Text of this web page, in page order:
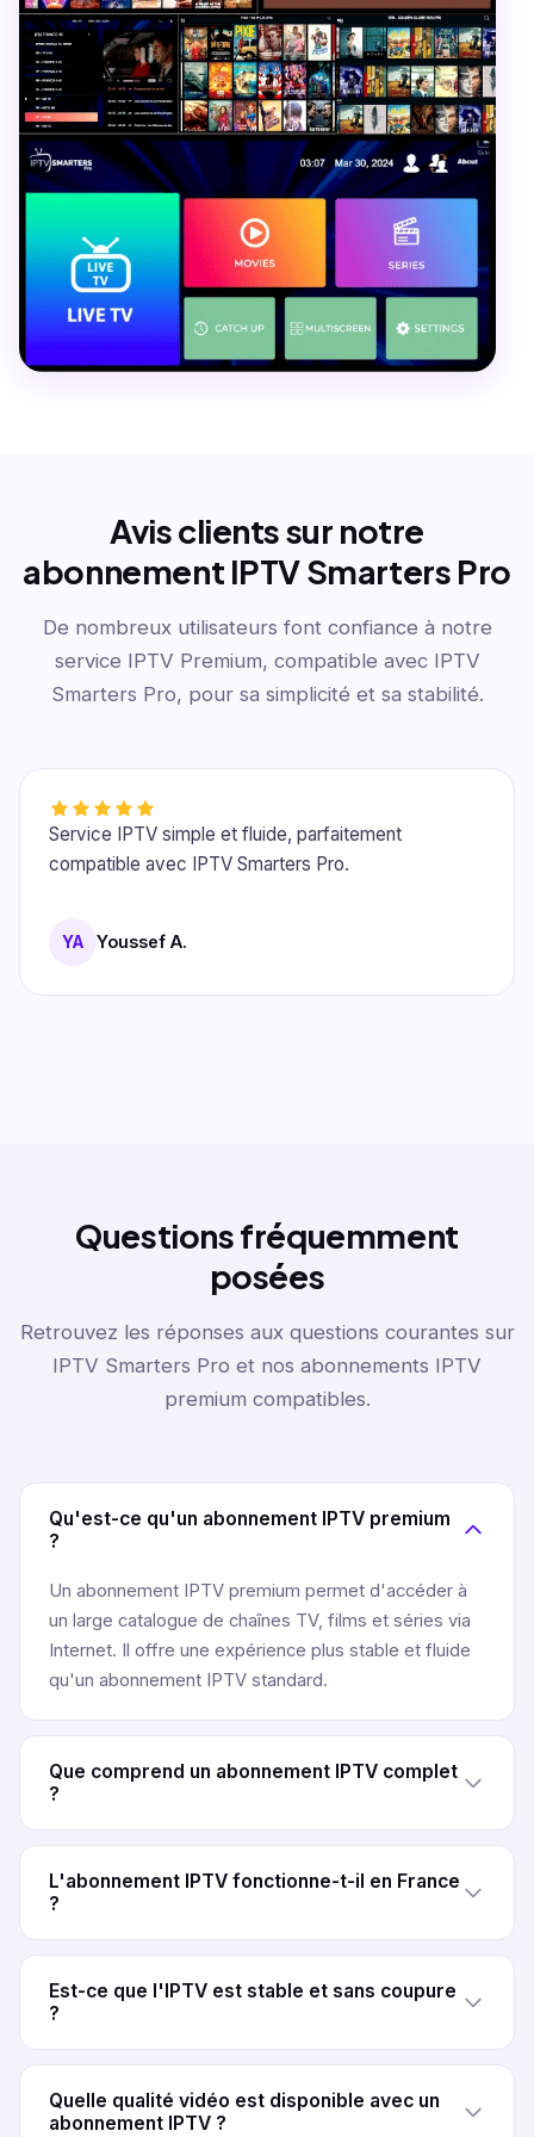
Avis clients sur notre
abonnement IPTV Smarters Pro
De nombreux utilisateurs font confiance à notre
service IPTV Premium, compatible avec IPTV
Smarters Pro, pour sa simplicité et sa stabilité.
Très bonne expérience avec cet abonnement IPTV,
l'application IPTV Smarters fonctionne sans souci.
ML Marc L.
Questions fréquemment
posées
Retrouvez les réponses aux questions courantes sur
IPTV Smarters Pro et nos abonnements IPTV
premium compatibles.
Qu'est-ce qu'un abonnement IPTV premium
?
Un abonnement IPTV premium permet d'accéder à
un large catalogue de chaînes TV, films et séries via
Internet. Il offre une expérience plus stable et fluide
qu'un abonnement IPTV standard.
Que comprend un abonnement IPTV complet
?
Un abonnement IPTV complet inclut généralement
plus de 80 000 chaînes live et sportives ainsi que
plus de 70 000 films et séries mondiales. Le contenu
L'abonnement IPTV fonctionne-t-il en France
?
Oui, cet abonnement IPTV France est conçu pour
fonctionner parfaitement depuis la France. Les
serveurs sont optimisés pour garantir une diffusion
Est-ce que l'IPTV est stable et sans coupure
?
Un IPTV fiable et sans coupure repose sur des
serveurs stables et performants. Cela permet de
regarder les chaînes et événements en direct sans
Quelle qualité vidéo est disponible avec un
abonnement IPTV ?